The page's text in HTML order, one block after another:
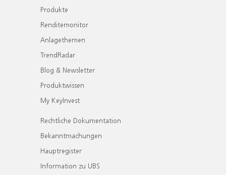
Produkte
Renditemonitor
Anlagethemen
TrendRadar
Blog & Newsletter
Produktwissen
My KeyInvest
Rechtliche Dokumentation
Bekanntmachungen
Hauptregister
Information zu UBS